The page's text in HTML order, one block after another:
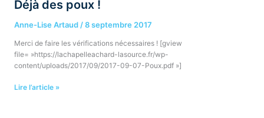
Déjà des poux !
Anne-Lise Artaud /8 septembre 2017
Merci de faire les vérifications nécessaires ! [gview
file= »https://lachapelleachard-lasource.fr/wp-
content/uploads/2017/09/2017-09-07-Poux.pdf »]
Lire l’article »